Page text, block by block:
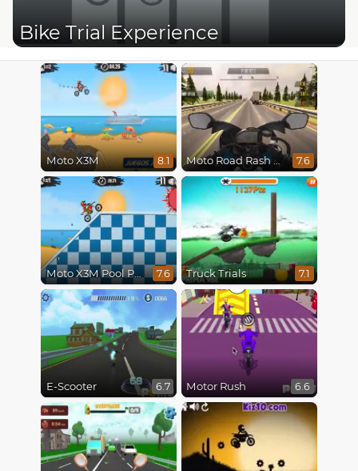
Bike Trial Experience
Moto X3M 8.1 Moto Road Rash 3D 7.6
Moto X3M Pool Party 7.6 Truck Trials 7.1
E-Scooter 6.7 Motor Rush 6.6